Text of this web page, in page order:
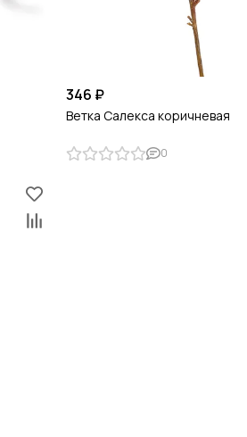
346 ₽
Ветка Салекса коричневая
0